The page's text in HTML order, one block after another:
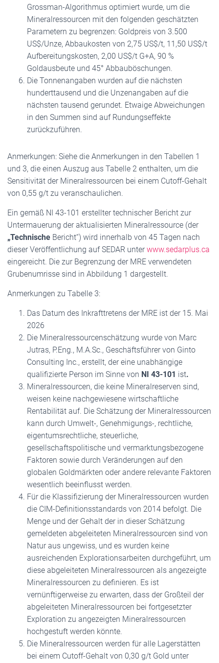
Grossman-Algorithmus optimiert wurde, um die
Mineralressourcen mit den folgenden geschätzten
Parametern zu begrenzen: Goldpreis von 3.500
US$/Unze, Abbaukosten von 2,75 US$/t, 11,50 US$/t
Aufbereitungskosten, 2,00 US$/t G+A, 90 %
Goldausbeute und 45° Abbauböschungen.
Die Tonnenangaben wurden auf die nächsten
hunderttausend und die Unzenangaben auf die
nächsten tausend gerundet. Etwaige Abweichungen
in den Summen sind auf Rundungseffekte
zurückzuführen.
Anmerkungen: Siehe die Anmerkungen in den Tabellen 1
und 3, die einen Auszug aus Tabelle 2 enthalten, um die
Sensitivität der Mineralressourcen bei einem Cutoff-Gehalt
von 0,55 g/t zu veranschaulichen.
Ein gemäß NI 43-101 erstellter technischer Bericht zur
Untermauerung der aktualisierten Mineralressource (der
„Technische Bericht“) wird innerhalb von 45 Tagen nach
dieser Veröffentlichung auf SEDAR unterwww.sedarplus.ca
eingereicht. Die zur Begrenzung der MRE verwendeten
Grubenumrisse sind in Abbildung 1 dargestellt.
Anmerkungen zu Tabelle 3:
Das Datum des Inkrafttretens der MRE ist der 15. Mai
2026
Die Mineralressourcenschätzung wurde von Marc
Jutras, P.Eng., M.A.Sc., Geschäftsführer von Ginto
Consulting Inc., erstellt, der eine unabhängige
qualifizierte Person im Sinne von NI 43-101 ist.
Mineralressourcen, die keine Mineralreserven sind,
weisen keine nachgewiesene wirtschaftliche
Rentabilität auf. Die Schätzung der Mineralressourcen
kann durch Umwelt-, Genehmigungs-, rechtliche,
eigentumsrechtliche, steuerliche,
gesellschaftspolitische und vermarktungsbezogene
Faktoren sowie durch Veränderungen auf den
globalen Goldmärkten oder andere relevante Faktoren
wesentlich beeinflusst werden.
Für die Klassifizierung der Mineralressourcen wurden
die CIM-Definitionsstandards von 2014 befolgt. Die
Menge und der Gehalt der in dieser Schätzung
gemeldeten abgeleiteten Mineralressourcen sind von
Natur aus ungewiss, und es wurden keine
ausreichenden Explorationsarbeiten durchgeführt, um
diese abgeleiteten Mineralressourcen als angezeigte
Mineralressourcen zu definieren. Es ist
vernünftigerweise zu erwarten, dass der Großteil der
abgeleiteten Mineralressourcen bei fortgesetzter
Exploration zu angezeigten Mineralressourcen
hochgestuft werden könnte.
Die Mineralressourcen werden für alle Lagerstätten
bei einem Cutoff-Gehalt von 0,30 g/t Gold unter